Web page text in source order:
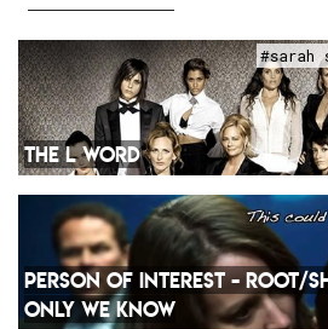
#sarah
THE L WORD
PERSON OF INTEREST - ROOT/
ONLY WE KNOW